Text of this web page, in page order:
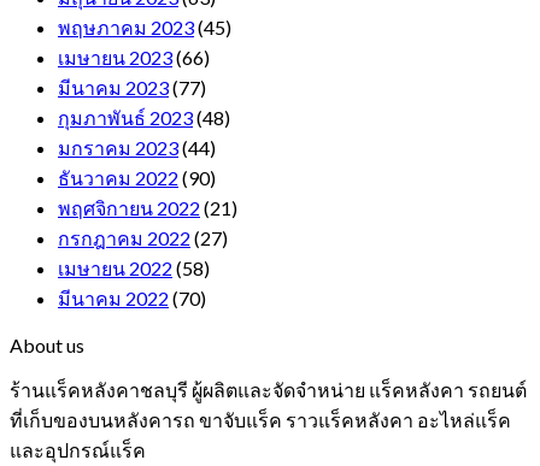
พฤษภาคม 2023(45)
เมษายน 2023(66)
มีนาคม 2023(77)
กุมภาพันธ์ 2023(48)
มกราคม 2023(44)
ธันวาคม 2022 (90)
พฤศจิกายน 2022 (21)
กรกฎาคม 2022 (27)
เมษายน 2022 (58)
มีนาคม 2022 (70)
About us
ร้านแร็คหลังคาชลบุรี ผู้ผลิตและจัดจำหน่าย แร็คหลังคา รถยนต์
ที่เก็บของบนหลังคารถ ขาจับแร็ค ราวแร็คหลังคา อะไหล่แร็ค
และอุปกรณ์แร็ค